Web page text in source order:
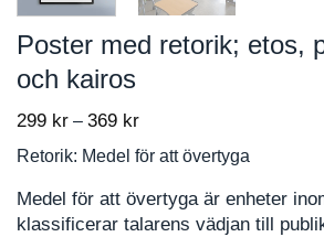
Poster med retorik; etos,
och kairos
299 kr – 369 krPrice
299 kr
through
369 kr
Retorik: Medel för att övertyga
Medel för att övertyga är enheter
klassificerar talarens vädjan till